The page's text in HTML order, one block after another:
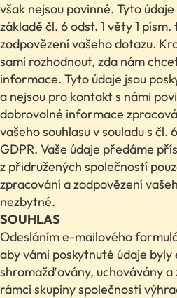
však nejsou povinné. Tyto
základě čl. 6 odst. 1 věty 1 písm.
zodpovězení vašeho dotazu.
sami rozhodnout, zda nám
informace. Tyto údaje jsou
a nejsou pro kontakt s námi
dobrovolné informace
vašeho souhlasu v souladu s čl.
GDPR. Vaše údaje předáme
z přidružených společností
zpracování a zodpovězení
nezbytné.
SOUHLAS
Odesláním e-mailového
aby vámi poskytnuté údaje
shromažďovány, uchovávány a
rámci skupiny společností